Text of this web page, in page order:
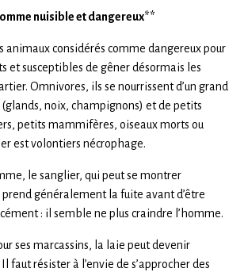
nuisible et dangereux**
animaux considérés comme dangereux pour
et susceptibles de gêner désormais les
Omnivores, ils se nourrissent d’un grand
noix, champignons) et de petits
petits mammifères, oiseaux morts ou
est volontiers nécrophage.
le sanglier, qui peut se montrer
généralement la fuite avant d’être
: il semble ne plus craindre l’homme.
ses marcassins, la laie peut devenir
faut résister à l’envie de s’approcher des